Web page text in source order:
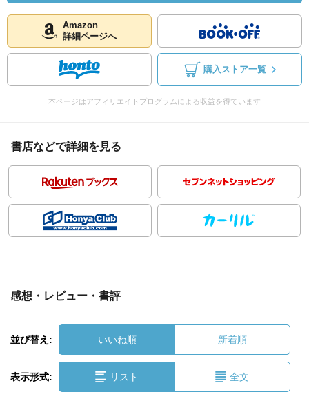
Amazon
詳細ページへ
購入ストア一覧
本ページはアフィリエイトプログラムによる収益を得ています
書店などで詳細を見る
感想・レビュー・書評
並び替え: いいね順 新着順
表示形式: リスト 全文